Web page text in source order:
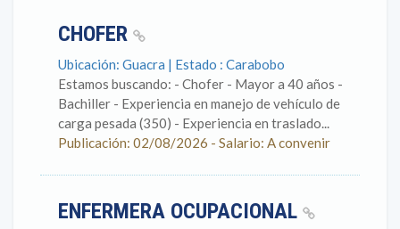
CHOFER
Ubicación: Guacra | Estado : Carabobo
Estamos buscando: - Chofer - Mayor a 40 años -
Bachiller - Experiencia en manejo de vehículo de
carga pesada (350) - Experiencia en traslado...
Publicación: 02/08/2026 - Salario: A convenir
ENFERMERA OCUPACIONAL